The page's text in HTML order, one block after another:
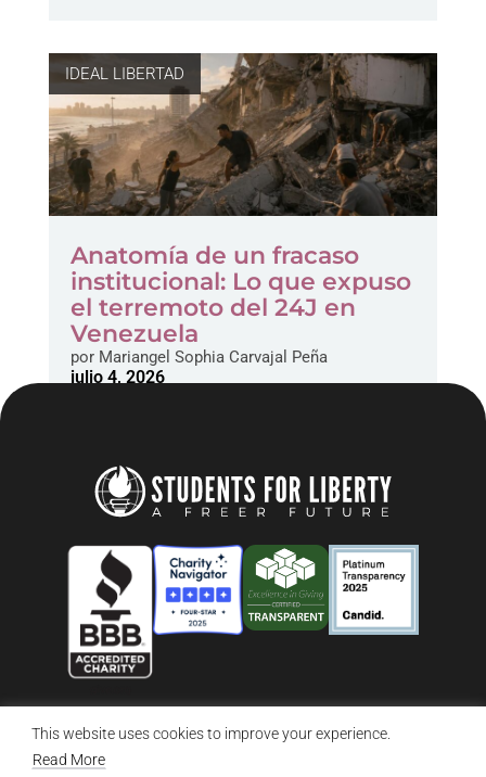
This website uses cookies to improve your experience.
Read More
IDEAL LIBERTAD
Anatomía de un fracaso
institucional: Lo que expuso
el terremoto del 24J en
Venezuela
porMariangel Sophia Carvajal Peña
julio 4, 2026
© 2026 Students For Liberty, All Rights Reserved
Privacy Policy